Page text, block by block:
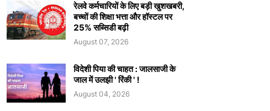
रेलवे कर्मचारियों के लिए बड़ी खुशखबरी,
बच्चों की शिक्षा भत्ता और हॉस्टल पर
25% सब्सिडी बढ़ी
August 07, 2026
विदेशी पिया की चाहत : जालसाजी के
जाल में उलझी ' रिंकी ' !
August 04, 2026